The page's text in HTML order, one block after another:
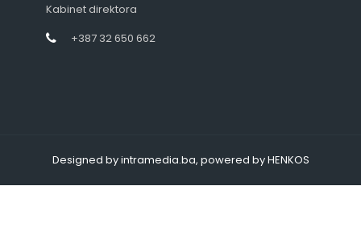
Kabinet direktora
+387 32 650 662
Designed by intramedia.ba, powered by HENKOS